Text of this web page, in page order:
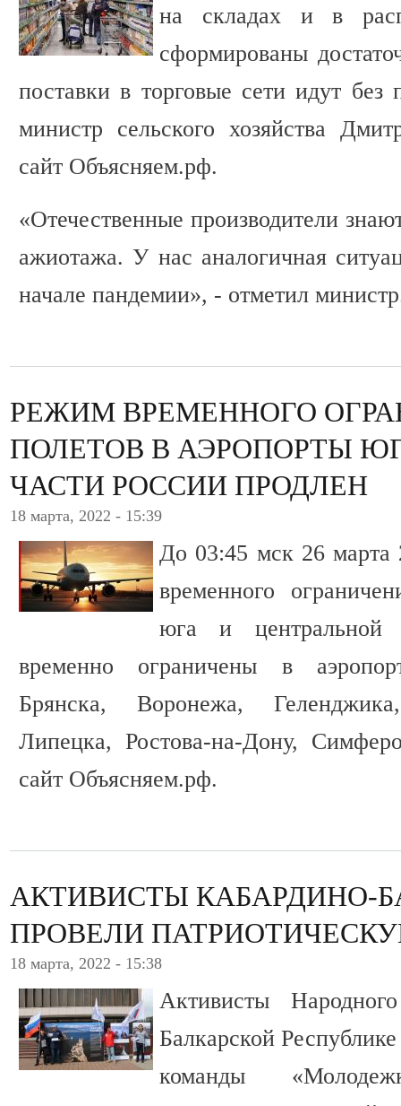
на складах и в
сформированы
поставки в торговые сети идут без
министр сельского хозяйства
сайт Объясняем.рф.
«Отечественные производители
ажиотажа. У нас аналогичная
начале пандемии», - отметил
РЕЖИМ ВРЕМЕННОГО
ПОЛЕТОВ В АЭРОПОРТЫ
ЧАСТИ РОССИИ ПРОДЛЕН
18 марта, 2022 - 15:39
До 03:45 мск 26 марта
временного
юга и центральной
временно ограничены в
Брянска, Воронежа,
Липецка, Ростова-на-Дону,
сайт Объясняем.рф.
АКТИВИСТЫ КАБАРДИНО-
ПРОВЕЛИ
18 марта, 2022 - 15:38
Активисты
Балкарской
команды